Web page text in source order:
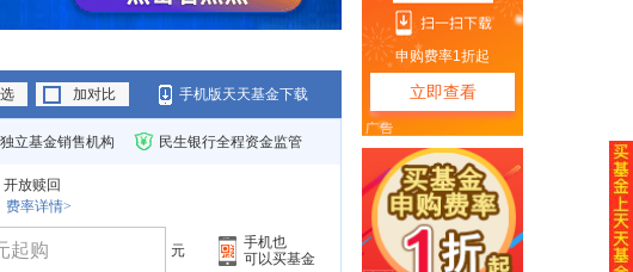
加对比 手机版天天基金下载
立基金销售机构 民生银行全程资金监管
开放赎回
费率详情>
元
手机也
可以买基金